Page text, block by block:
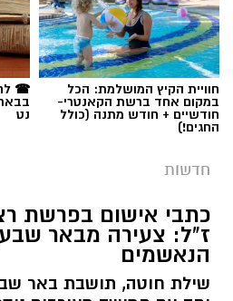
תגים:פרופ' אביב גולדברט
חוויית הקיץ המושלמת: הכל
במקום אחד ברשת הקאנטרי-
חודשיים + חודש מתנה (כולל
החגים!)
☎
נט
חדשות
כתבי אישום בפרשת
ז"ל: צעירה מבאר
הנאשמים